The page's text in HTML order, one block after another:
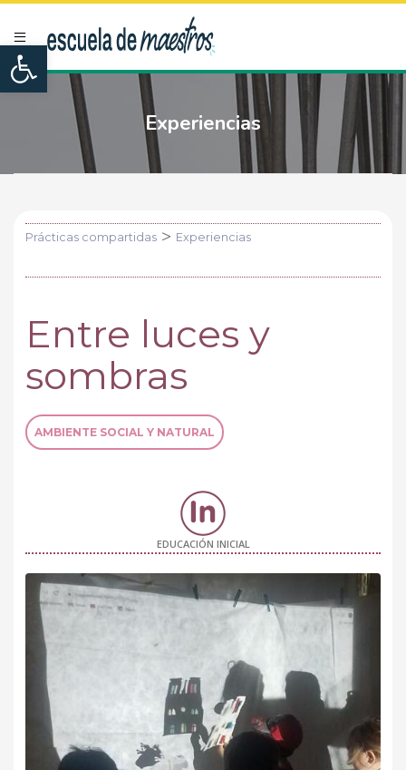
Open toolbar
Experiencias
Prácticas compartidas> Experiencias
Entre luces y
sombras
AMBIENTE SOCIAL Y NATURAL
EDUCACIÓN INICIAL